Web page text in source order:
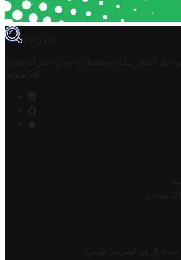
TROVIT
دليل أعمال تملكه وتحتفظ به وتديره
شركة مخزن
التكنولوجيا
صحة الرقم الضريبي تونس